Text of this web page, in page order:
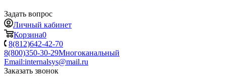
Задать вопрос
Личный кабинет
Корзина0
8(812)642-42-70
8(800)350-30-29Многоканальный
Email:internalsys@mail.ru
Заказать звонок